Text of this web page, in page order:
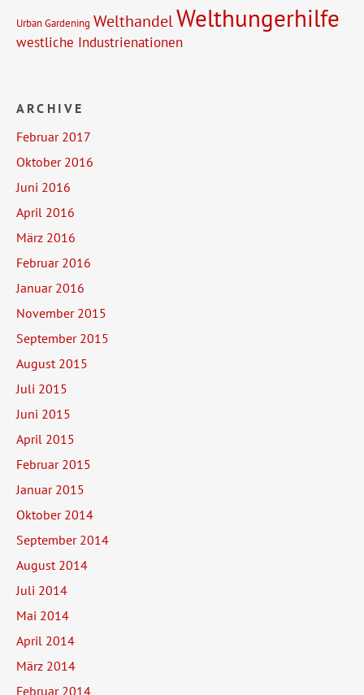
Urban Gardening WelthandelWelthungerhilfe
westliche Industrienationen
ARCHIVE
Februar 2017
Oktober 2016
Juni 2016
April 2016
März 2016
Februar 2016
Januar 2016
November 2015
September 2015
August 2015
Juli 2015
Juni 2015
April 2015
Februar 2015
Januar 2015
Oktober 2014
September 2014
August 2014
Juli 2014
Mai 2014
April 2014
März 2014
Februar 2014